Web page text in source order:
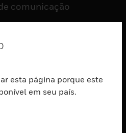
comunicação
esta página porque este
em seu país.